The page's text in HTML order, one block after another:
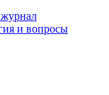
и вопросы